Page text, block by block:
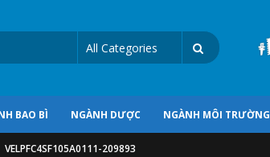
BAO BÌ NGÀNH DƯỢC NGÀNH MÔI TRƯỜNG
VELPFC4SF105A0111-209893